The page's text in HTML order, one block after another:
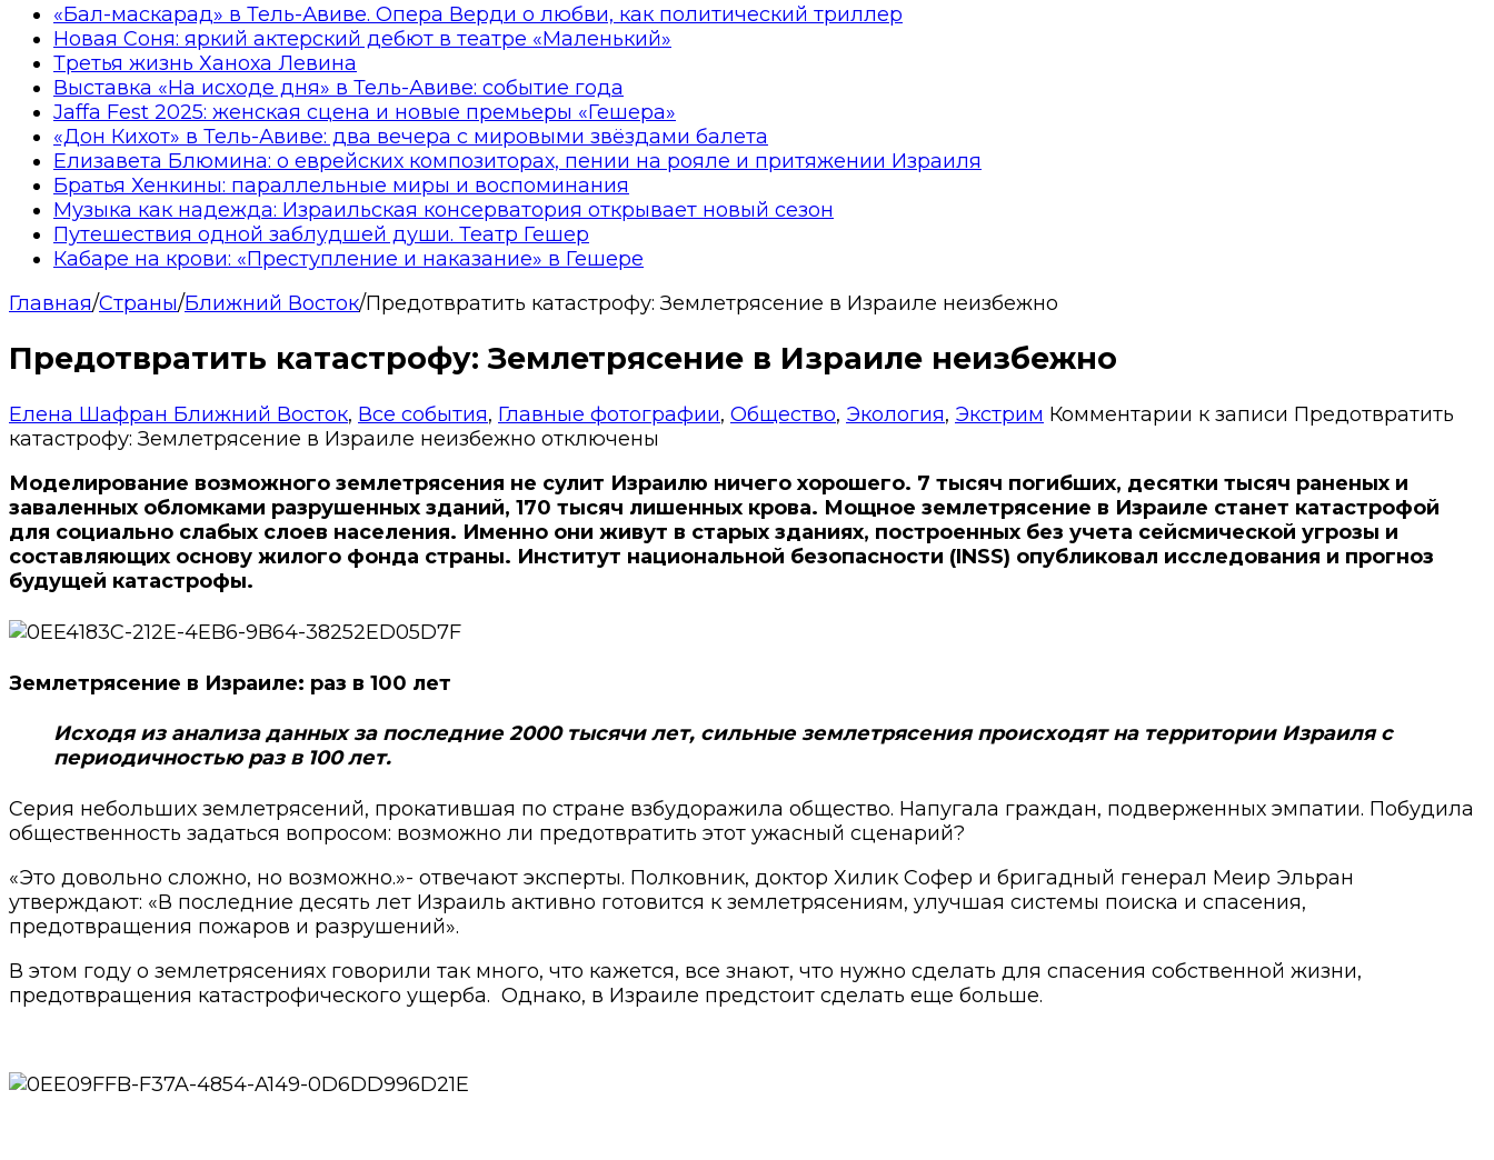
«Бал-маскарад» в Тель-Авиве. Опера Верди о любви, как политический триллер
Новая Соня: яркий актерский дебют в театре «Маленький»
Третья жизнь Ханоха Левина
Выставка «На исходе дня» в Тель-Авиве: событие года
Jaffa Fest 2025: женская сцена и новые премьеры «Гешера»
«Дон Кихот» в Тель-Авиве: два вечера с мировыми звёздами балета
Елизавета Блюмина: о еврейских композиторах, пении на рояле и притяжении Израиля
Братья Хенкины: параллельные миры и воспоминания
Музыка как надежда: Израильская консерватория открывает новый сезон
Путешествия одной заблудшей души. Театр Гешер
Кабаре на крови: «Преступление и наказание» в Гешере
Главная/Страны/Ближний Восток/Предотвратить катастрофу: Землетрясение в Израиле неизбежно
Предотвратить катастрофу: Землетрясение в Израиле неизбежно
Елена Шафран Ближний Восток, Все события, Главные фотографии, Общество, Экология, Экстрим Комментарии к записи Предотвратить
катастрофу: Землетрясение в Израиле неизбежно отключены
Моделирование возможного землетрясения не сулит Израилю ничего хорошего. 7 тысяч погибших, десятки тысяч раненых и
заваленных обломками разрушенных зданий, 170 тысяч лишенных крова. Мощное землетрясение в Израиле станет катастрофой
для социально слабых слоев населения. Именно они живут в старых зданиях, построенных без учета сейсмической угрозы и
составляющих основу жилого фонда страны. Институт национальной безопасности (INSS) опубликовал исследования и прогноз
будущей катастрофы.
Землетрясение в Израиле: раз в 100 лет
Исходя из анализа данных за последние 2000 тысячи лет, сильные землетрясения происходят на территории Израиля с
периодичностью раз в 100 лет.
Серия небольших землетрясений, прокатившая по стране взбудоражила общество. Напугала граждан, подверженных эмпатии. Побудила
общественность задаться вопросом: возможно ли предотвратить этот ужасный сценарий?
«Это довольно сложно, но возможно.»- отвечают эксперты. Полковник, доктор Хилик Софер и бригадный генерал Меир Эльран
утверждают: «В последние десять лет Израиль активно готовится к землетрясениям, улучшая системы поиска и спасения,
предотвращения пожаров и разрушений».
В этом году о землетрясениях говорили так много, что кажется, все знают, что нужно сделать для спасения собственной жизни,
предотвращения катастрофического ущерба. Однако, в Израиле предстоит сделать еще больше.